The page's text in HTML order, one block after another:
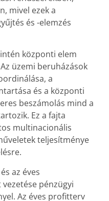
mivel ezek a
és -elemzés
központi elem
üzemi beruházások
a
és a központi
beszámolás mind a
Ez a fajta
multinacionális
teljesítménye
az éves
pénzügyi
Az éves profitterv